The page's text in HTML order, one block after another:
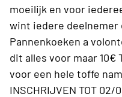
moeilijk en voor
wint iedere deelnemer
Pannenkoeken a
dit alles voor maar
voor een hele toffe
INSCHRIJVEN TOT 02/